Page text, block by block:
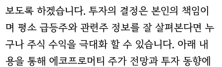
보도록 하겠습니다. 투자의 결정은 본인의 책임이
며 평소 급등주와 관련주 정보를 잘 살펴본다면 누
구나 주식 수익을 극대화 할 수 있습니다. 아래 내
용을 통해 에코프로머티 주가 전망과 투자 동향에